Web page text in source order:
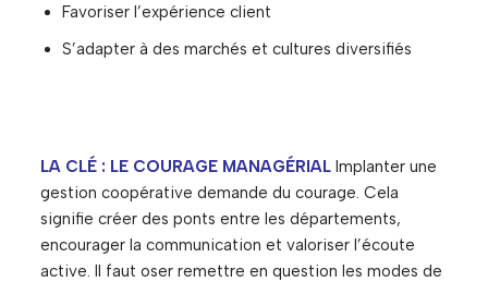
Favoriser l’expérience client
S’adapter à des marchés et cultures diversifiés
LA CLÉ : LE COURAGE MANAGÉRIAL Implanter une
gestion coopérative demande du courage. Cela
signifie créer des ponts entre les départements,
encourager la communication et valoriser l’écoute
active. Il faut oser remettre en question les modes de